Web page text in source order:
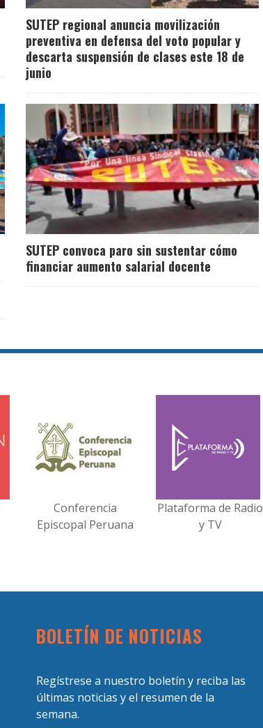
SUTEP regional anuncia movilización
preventiva en defensa del voto popular y
descarta suspensión de clases este 18 de
junio
SUTEP convoca paro sin sustentar cómo
financiar aumento salarial docente
Conferencia
Episcopal Peruana
Plataforma de Radio
y TV
BOLETÍN DE NOTICIAS
Regístrese a nuestro boletín y reciba las
últimas noticias y el resumen de la
semana.